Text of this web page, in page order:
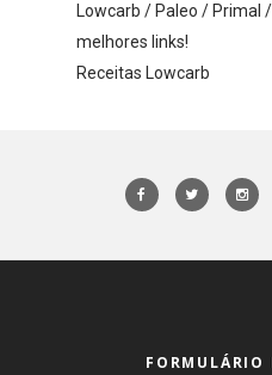
Lowcarb / Paleo / Primal
melhores links!
Receitas Lowcarb
FORMULÁRIO